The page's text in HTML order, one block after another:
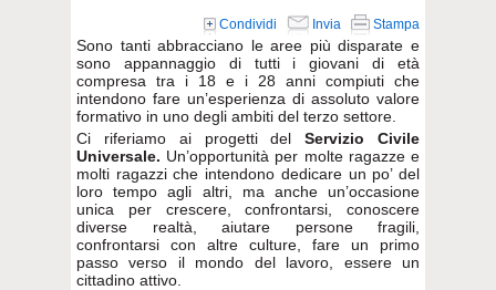
Condividi Invia Stampa
Sono tanti abbracciano le aree più disparate e
sono appannaggio di tutti i giovani di età
compresa tra i 18 e i 28 anni compiuti che
intendono fare un’esperienza di assoluto valore
formativo in uno degli ambiti del terzo settore.
Ci riferiamo ai progetti delServizio Civile
Universale. Un’opportunità per molte ragazze e
molti ragazzi che intendono dedicare un po’ del
loro tempo agli altri, ma anche un’occasione
unica per crescere, confrontarsi, conoscere
diverse realtà, aiutare persone fragili,
confrontarsi con altre culture, fare un primo
passo verso il mondo del lavoro, essere un
cittadino attivo.